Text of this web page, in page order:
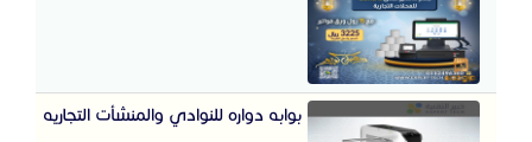
بوابه دواره للنوادي والمنشأت التجاريه